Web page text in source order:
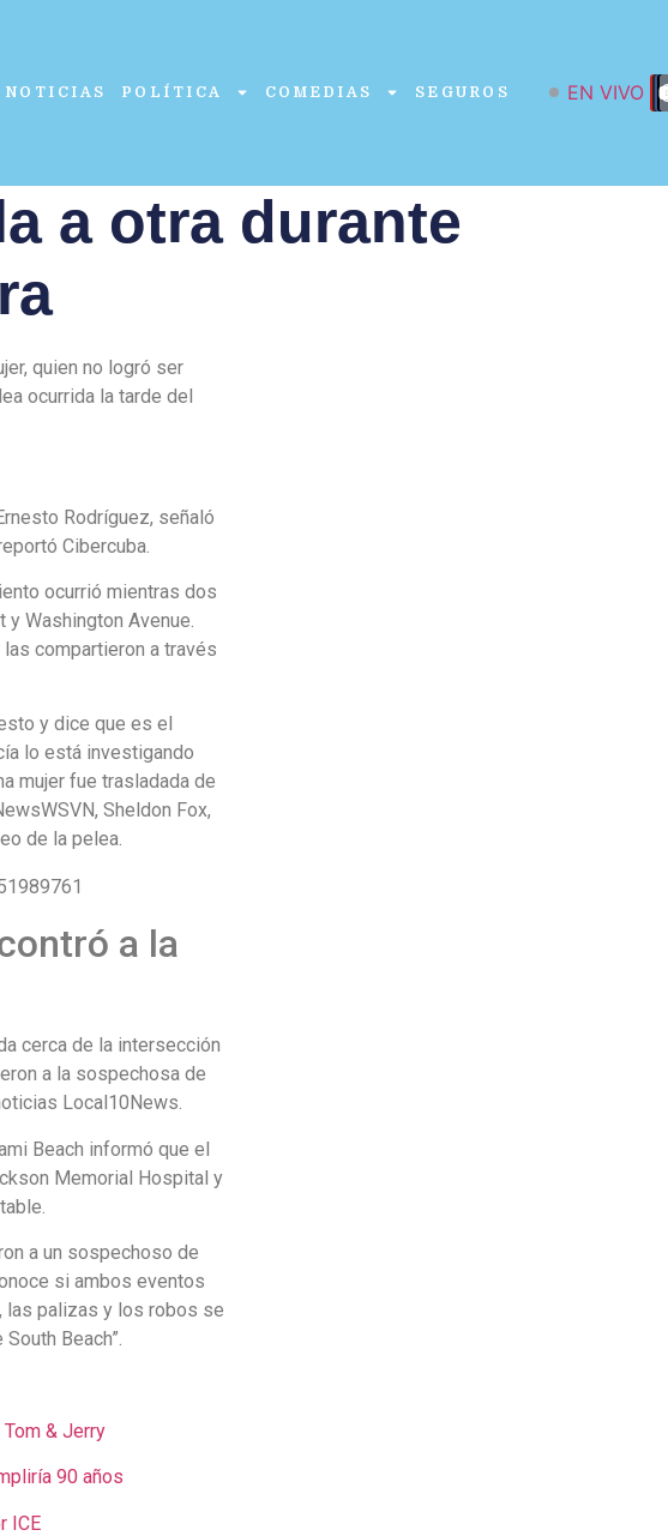
NOTICIAS POLÍTICA COMEDIAS SEGUROS EN VIVO
a otra durante
quien no logró ser
ocurrida la tarde del
Rodríguez, señaló
Cibercuba.
ocurrió mientras dos
Washington Avenue.
compartieron a través
y dice que es el
lo está investigando
mujer fue trasladada de
Sheldon Fox,
de la pelea.
a la
cerca de la intersección
a la sospechosa de
Local10News.
Beach informó que el
Memorial Hospital y
a un sospechoso de
si ambos eventos
las palizas y los robos se
Beach”.
& Jerry
90 años
ICE